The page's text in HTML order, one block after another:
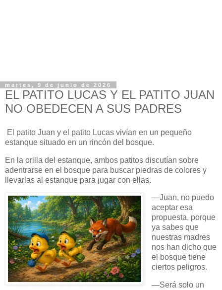
martes, 9 de junio de 2026
EL PATITO LUCAS Y EL PATITO JUAN
NO OBEDECEN A SUS PADRES
El patito Juan y el patito Lucas vivían en un pequeño
estanque situado en un rincón del bosque.
En la orilla del estanque, ambos patitos discutían sobre
adentrarse en el bosque para buscar piedras de colores y
llevarlas al estanque para jugar con ellas.
—Juan, no puedo
aceptar esa
propuesta, porque
ya sabes que
nuestras madres
nos han dicho que
el bosque tiene
ciertos peligros.
—Será solo un